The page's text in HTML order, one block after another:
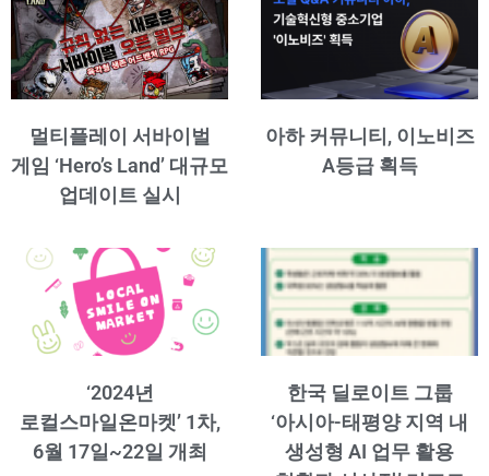
멀티플레이 서바이벌
게임 ‘Hero’s Land’ 대규모
업데이트 실시
아하 커뮤니티, 이노비즈
A등급 획득
‘2024년
로컬스마일온마켓’ 1차,
6월 17일~22일 개최
한국 딜로이트 그룹
‘아시아-태평양 지역 내
생성형 AI 업무 활용